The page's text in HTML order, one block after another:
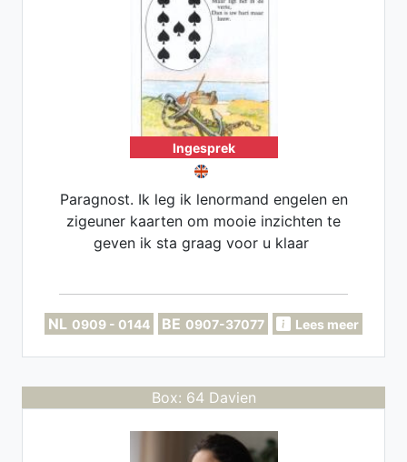
Ingesprek
Paragnost. Ik leg ik lenormand engelen en
zigeuner kaarten om mooie inzichten te
geven ik sta graag voor u klaar
NL 0909 - 0144 BE 0907-37077 Lees meer
Box: 64 Davien